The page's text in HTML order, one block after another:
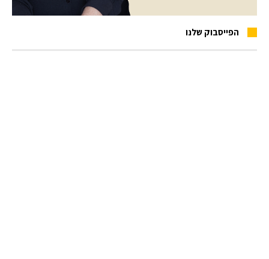
הפייסבוק שלנו